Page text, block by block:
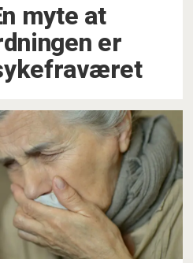
myte at
er